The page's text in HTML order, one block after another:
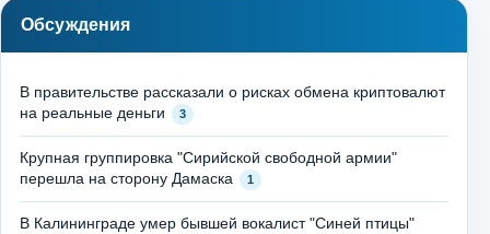
Обсуждения
В правительстве рассказали о рисках обмена криптовалют
на реальные деньги
3
Крупная группировка "Сирийской свободной армии"
перешла на сторону Дамаска
1
В Калининграде умер бывшей вокалист "Синей птицы"